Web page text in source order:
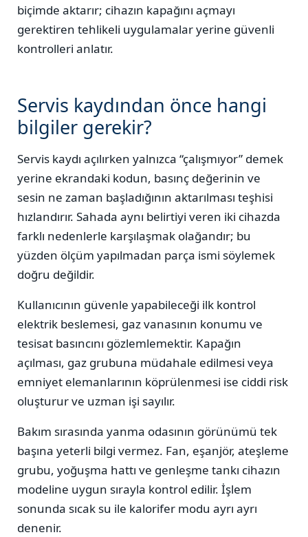
biçimde aktarır; cihazın kapağını açmayı
gerektiren tehlikeli uygulamalar yerine güvenli
kontrolleri anlatır.
Servis kaydından önce hangi
bilgiler gerekir?
Servis kaydı açılırken yalnızca “çalışmıyor” demek
yerine ekrandaki kodun, basınç değerinin ve
sesin ne zaman başladığının aktarılması teşhisi
hızlandırır. Sahada aynı belirtiyi veren iki cihazda
farklı nedenlerle karşılaşmak olağandır; bu
yüzden ölçüm yapılmadan parça ismi söylemek
doğru değildir.
Kullanıcının güvenle yapabileceği ilk kontrol
elektrik beslemesi, gaz vanasının konumu ve
tesisat basıncını gözlemlemektir. Kapağın
açılması, gaz grubuna müdahale edilmesi veya
emniyet elemanlarının köprülenmesi ise ciddi risk
oluşturur ve uzman işi sayılır.
Bakım sırasında yanma odasının görünümü tek
başına yeterli bilgi vermez. Fan, eşanjör, ateşleme
grubu, yoğuşma hattı ve genleşme tankı cihazın
modeline uygun sırayla kontrol edilir. İşlem
sonunda sıcak su ile kalorifer modu ayrı ayrı
denenir.